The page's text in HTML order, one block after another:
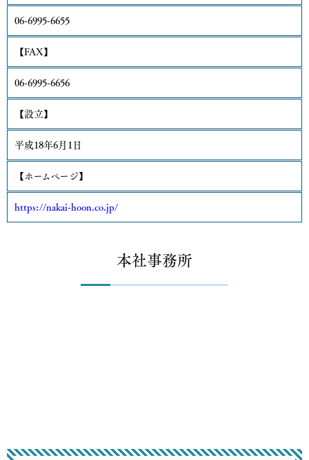
06-6995-6655
【FAX】
06-6995-6656
【設立】
平成18年6月1日
【ホームページ】
https://nakai-hoon.co.jp/
本社事務所